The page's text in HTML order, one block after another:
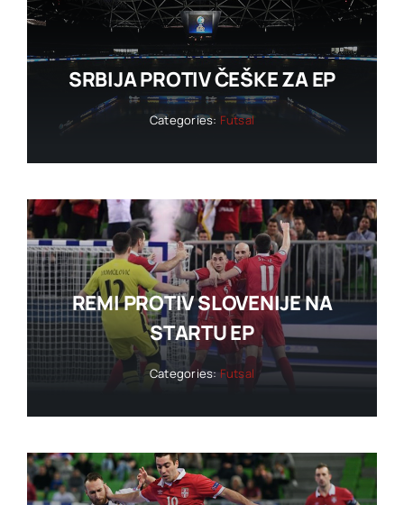
SRBIJA PROTIV ČEŠKE ZA EP
Categories: Futsal
REMI PROTIV SLOVENIJE NA
STARTU EP
Categories: Futsal